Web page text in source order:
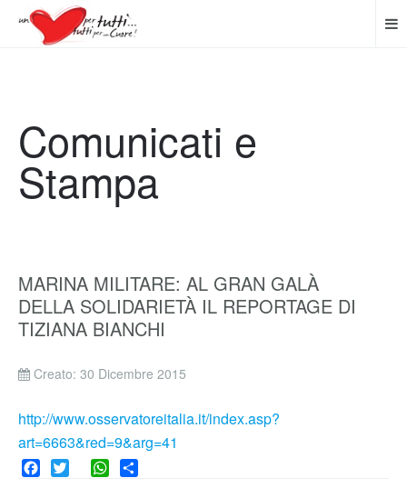
Comunicati e
Stampa
MARINA MILITARE: AL GRAN GALÀ
DELLA SOLIDARIETÀ IL REPORTAGE DI
TIZIANA BIANCHI
Creato: 30 Dicembre 2015
http://www.osservatoreitalia.it/index.asp?
art=6663&red=9&arg=41